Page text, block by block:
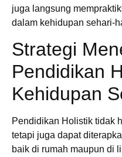
juga langsung
dalam kehidupan sehari-
Strategi
Pendidikan
Kehidupan
Pendidikan Holistik tidak
tetapi juga dapat
baik di rumah maupun di